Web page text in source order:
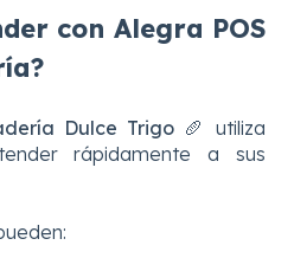
con Alegra POS
Dulce Trigo 🥖 utiliza
rápidamente a sus